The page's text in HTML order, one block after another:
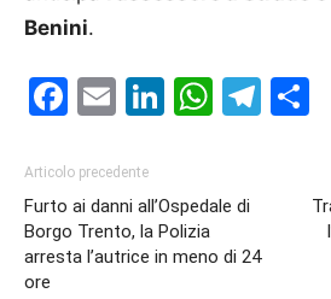
Benini.
Facebook
EmailLinkedIn
Articolo precedente
Furto ai danni all’Ospedale di
Borgo Trento, la Polizia
arresta l’autrice in meno di 24
ore